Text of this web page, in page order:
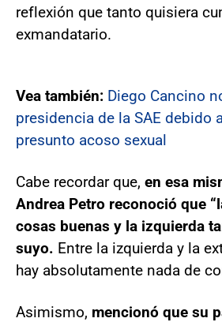
reflexión que tanto quisiera
exmandatario.
Vea también: Diego Cancino
presidencia de la SAE debido
presunto acoso sexual
Cabe recordar que, en esa
Andrea Petro reconoció que
cosas buenas y la izquierda
suyo. Entre la izquierda y la
hay absolutamente nada de
Asimismo, mencionó que su